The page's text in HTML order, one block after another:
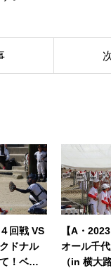
回戦 VS
ドナル
！ベス
【A・
オール千
（in 横大